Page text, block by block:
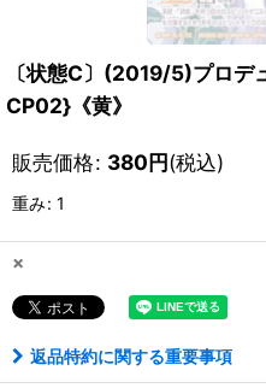
〔状態C〕(2019/5)プロ
CP02}《黄》
販売価格: 380円(税込)
重み: 1
×
返品特約に関する重要事項